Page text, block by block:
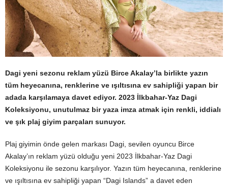
Dagi yeni sezonu reklam yüzü Birce Akalay’la birlikte yazın
tüm heyecanına, renklerine ve ışıltısına ev sahipliği yapan bir
adada karşılamaya davet ediyor. 2023 İlkbahar-Yaz Dagi
Koleksiyonu, unutulmaz bir yaza imza atmak için renkli, iddialı
ve şık plaj giyim parçaları sunuyor.
Plaj giyimin önde gelen markası Dagi, sevilen oyuncu Birce
Akalay’ın reklam yüzü olduğu yeni 2023 İlkbahar-Yaz Dagi
Koleksiyonu ile sezonu karşılıyor. Yazın tüm heyecanına, renklerine
ve ışıltısına ev sahipliği yapan “Dagi Islands” a davet eden